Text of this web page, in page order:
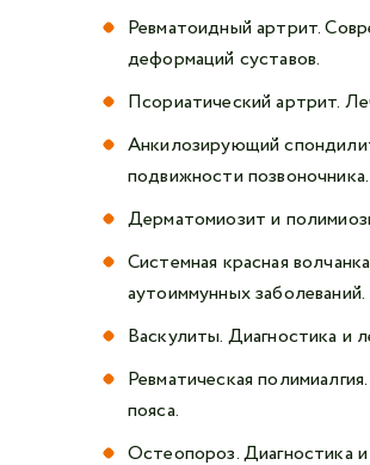
Ревматоидный артрит.
деформаций суставов.
Псориатический артрит.
Анкилозирующий
подвижности позвоночника.
Дерматомиозит и
Системная красная
аутоиммунных заболеваний.
Васкулиты. Диагностика и
Ревматическая
пояса.
Остеопороз. Диагностика